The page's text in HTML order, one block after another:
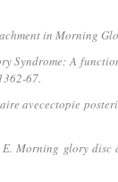
in Morning
Syndrome: A
67.
avecectopie
E. Morning glory